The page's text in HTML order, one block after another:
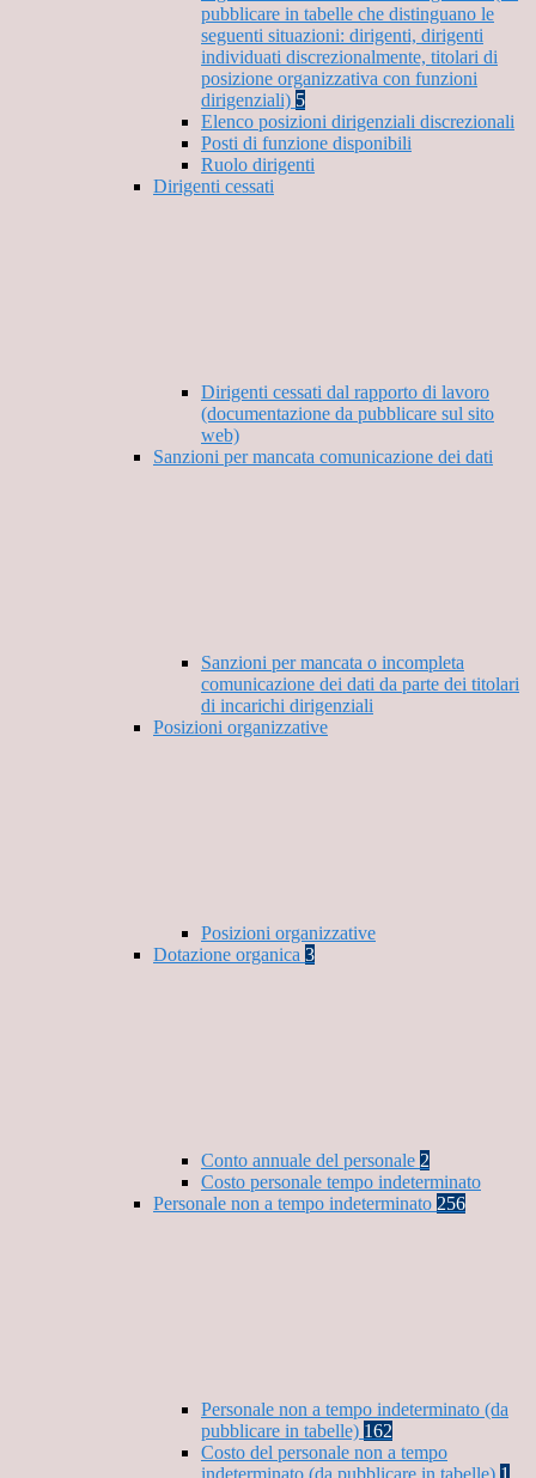
pubblicare in tabelle che distinguano le
seguenti situazioni: dirigenti, dirigenti
individuati discrezionalmente, titolari di
posizione organizzativa con funzioni
dirigenziali) 5
Elenco posizioni dirigenziali discrezionali
Posti di funzione disponibili
Ruolo dirigenti
Dirigenti cessati
Dirigenti cessati dal rapporto di lavoro
(documentazione da pubblicare sul sito
web)
Sanzioni per mancata comunicazione dei dati
Sanzioni per mancata o incompleta
comunicazione dei dati da parte dei titolari
di incarichi dirigenziali
Posizioni organizzative
Posizioni organizzative
Dotazione organica 3
Conto annuale del personale 2
Costo personale tempo indeterminato
Personale non a tempo indeterminato 256
Personale non a tempo indeterminato (da
pubblicare in tabelle) 162
Costo del personale non a tempo